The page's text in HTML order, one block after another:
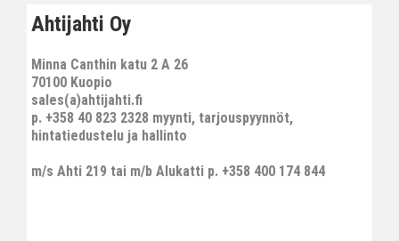
Ahtijahti Oy
Minna Canthin katu 2 A 26
70100 Kuopio
sales(a)ahtijahti.fi
p. +358 40 823 2328 myynti, tarjouspyynnöt,
hintatiedustelu ja hallinto
m/s Ahti 219 tai m/b Alukatti p. +358 400 174 844